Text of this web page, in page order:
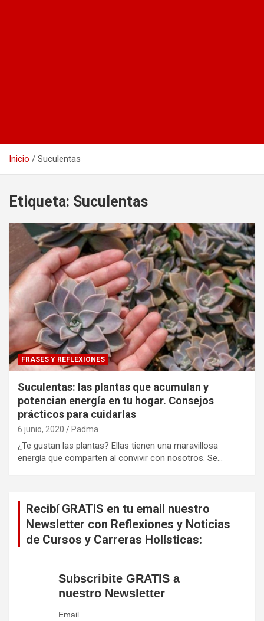
Inicio Suculentas
Etiqueta: Suculentas
FRASES Y REFLEXIONES
Suculentas: las plantas que acumulan y
potencian energía en tu hogar. Consejos
prácticos para cuidarlas
6 junio, 2020 Padma
¿Te gustan las plantas? Ellas tienen una maravillosa
energía que comparten al convivir con nosotros. Se…
Recibí GRATIS en tu email nuestro
Newsletter con Reflexiones y Noticias
de Cursos y Carreras Holísticas:
Subscribite GRATIS a
nuestro Newsletter
Email